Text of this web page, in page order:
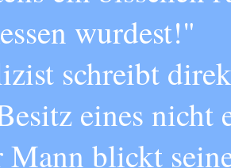
wurdest!"
schreibt
eines nicht
Mann blickt